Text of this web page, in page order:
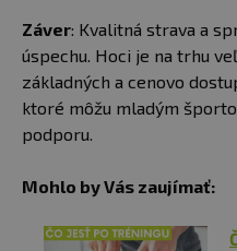
Záver: Kvalitná strava a
úspechu. Hoci je na trhu
základných a cenovo
ktoré môžu mladým
podporu.
Mohlo by Vás zaujímať: